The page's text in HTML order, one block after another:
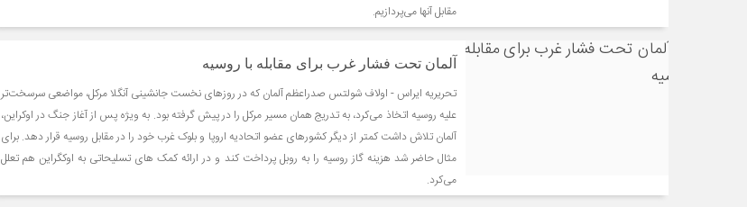
مقابل آنها می‌پردازیم.
آلمان تحت فشار غرب برای مقابله با روسیه
تحریریه ایراس - اولاف شولتس صدراعظم آلمان که در روزهای نخست جانشینی آنگلا مرکل، مواضعی سرسخت‌تر
علیه روسیه اتخاذ می‌کرد، به تدریج همان مسیر مرکل را در پیش گرفته بود. به ویژه پس از آغاز جنگ در اوکراین،
آلمان تلاش داشت کمتر از دیگر کشورهای عضو اتحادیه اروپا و بلوک غرب خود را در مقابل روسیه قرار دهد. برای
مثال حاضر شد هزینه گاز روسیه را به روبل پرداخت کند و در ارائه کمک های تسلیحاتی به اوکگراین هم تعلل
می‌کرد.